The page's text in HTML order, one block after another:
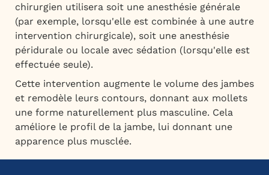
chirurgien utilisera soit une anesthésie générale
(par exemple, lorsqu'elle est combinée à une autre
intervention chirurgicale), soit une anesthésie
péridurale ou locale avec sédation (lorsqu'elle est
effectuée seule).
Cette intervention augmente le volume des jambes
et remodèle leurs contours, donnant aux mollets
une forme naturellement plus masculine. Cela
améliore le profil de la jambe, lui donnant une
apparence plus musclée.